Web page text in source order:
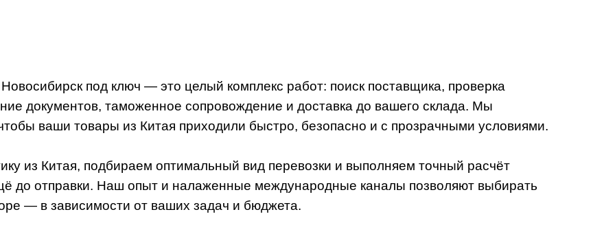
под ключ — это целый комплекс работ: поиск поставщика, проверка
документов, таможенное сопровождение и доставка до вашего склада. Мы
ваши товары из Китая приходили быстро, безопасно и с прозрачными условиями.
из Китая, подбираем оптимальный вид перевозки и выполняем точный расчёт
до отправки. Наш опыт и налаженные международные каналы позволяют выбирать
— в зависимости от ваших задач и бюджета.